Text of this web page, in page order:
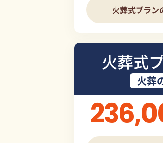
火葬式プラン
火葬式
火葬